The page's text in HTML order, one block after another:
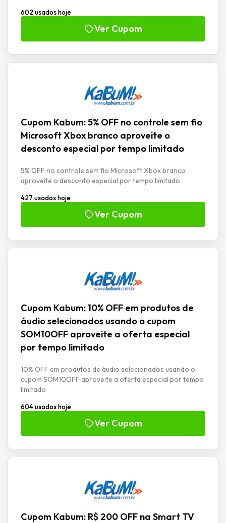
602 usados hoje
Ver Cupom
Cupom Kabum: 5% OFF no controle sem fio
Microsoft Xbox branco aproveite o
desconto especial por tempo limitado
5% OFF no controle sem fio Microsoft Xbox branco
aproveite o desconto especial por tempo limitado
427 usados hoje
Ver Cupom
Cupom Kabum: 10% OFF em produtos de
áudio selecionados usando o cupom
SOM10OFF aproveite a oferta especial
por tempo limitado
10% OFF em produtos de áudio selecionados usando o
cupom SOM10OFF aproveite a oferta especial por tempo
limitado
604 usados hoje
Ver Cupom
Cupom Kabum: R$ 200 OFF na Smart TV